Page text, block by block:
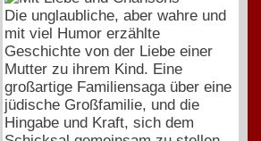
Die unglaubliche, aber wahre und
mit viel Humor erzählte
Geschichte von der Liebe einer
Mutter zu ihrem Kind. Eine
großartige Familiensaga über eine
jüdische Großfamilie, und die
Hingabe und Kraft, sich dem